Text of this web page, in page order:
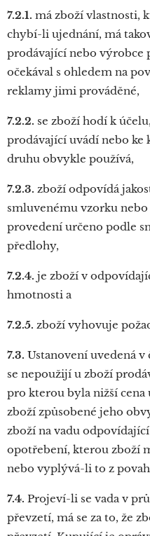
7.2.1. má zboží vlastnosti,
chybí-li ujednání, má
prodávající nebo výrobce
očekával s ohledem na
reklamy jimi prováděné,
7.2.2. se zboží hodí k
prodávající uvádí nebo ke
druhu obvykle používá,
7.2.3. zboží odpovídá
smluvenému vzorku
provedení určeno podle
předlohy,
7.2.4. je zboží v
hmotnosti a
7.2.5. zboží vyhovuje
7.3. Ustanovení uvedená
se nepoužijí u zboží
pro kterou byla nižší cena
zboží způsobené jeho
zboží na vadu
opotřebení, kterou zboží
nebo vyplývá-li to z
7.4. Projeví-li se vada v
převzetí, má se za to, že